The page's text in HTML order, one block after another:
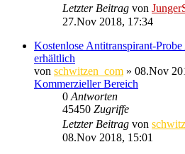
Letzter Beitrag von
27.Nov 2018, 17:34
Kostenlose Antitranspirant-
erhältlich
von schwitzen_com » 08.Nov
Kommerzieller Bereich
0 Antworten
45450 Zugriffe
Letzter Beitrag von
08.Nov 2018, 15:01